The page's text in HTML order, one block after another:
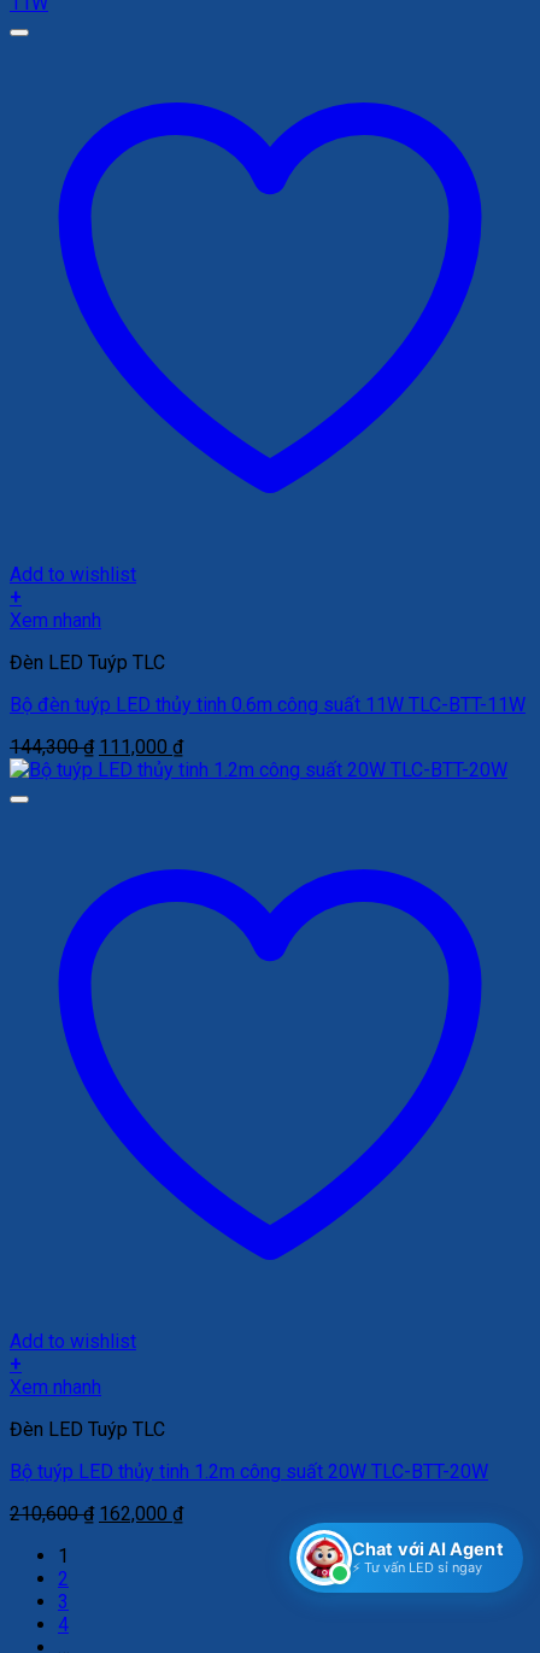
Add to wishlist
+
Xem nhanh
Đèn LED Tuýp TLC
Bộ đèn tuýp LED thủy tinh 0.6m công suất 11W TLC-BTT-11W
144,300₫ Giá
gốc
111,000 ₫Giá
hiện
Add to wishlist
+
Xem nhanh
Đèn LED Tuýp TLC
Bộ tuýp LED thủy tinh 1.2m công suất 20W TLC-BTT-20W
210,600₫ Giá
162,000 ₫Giá
1
2
3
4
Chat với AI Agent
⚡ Tư vấn LED sỉ ngay